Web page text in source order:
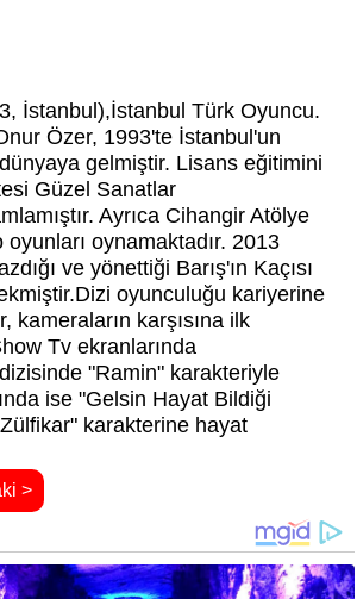
İstanbul),İstanbul Türk Oyuncu.
Özer, 1993'te İstanbul'un
gelmiştir. Lisans eğitimini
Güzel Sanatlar
Ayrıca Cihangir Atölye
oynamaktadır. 2013
ve yönettiği Barış'ın Kaçısı
Dizi oyunculuğu kariyerine
kameraların karşısına ilk
Tv ekranlarında
"Ramin" karakteriyle
ise "Gelsin Hayat Bildiği
karakterine hayat
>